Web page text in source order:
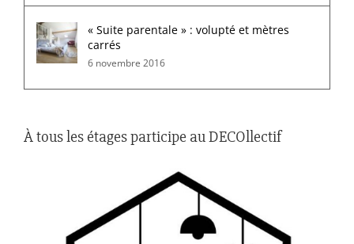
« Suite parentale » : volupté et mètres
carrés
6 novembre 2016
À tous les étages participe au DECOllectif